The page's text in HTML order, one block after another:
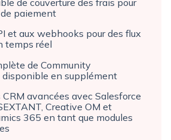
de couverture des frais pour
paiement
et aux webhooks pour des flux
temps réel
de Community
disponible en supplément
avancées avec Salesforce
Creative OM et
365 en tant que modules